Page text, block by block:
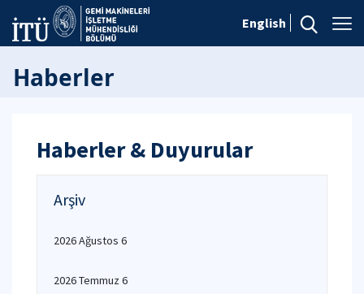
English
Haberler
Haberler & Duyurular
Arşiv
2026 Ağustos 6
2026 Temmuz 6